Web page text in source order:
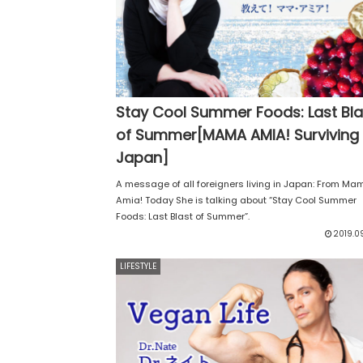
Stay Cool Summer Foods: Last Blast
of Summer[MAMA AMIA! Surviving
Japan]
A message of all foreigners living in Japan: From
Amia! Today She is talking about “Stay Cool Summer
Foods: Last Blast of Summer”.
LIFESTYLE